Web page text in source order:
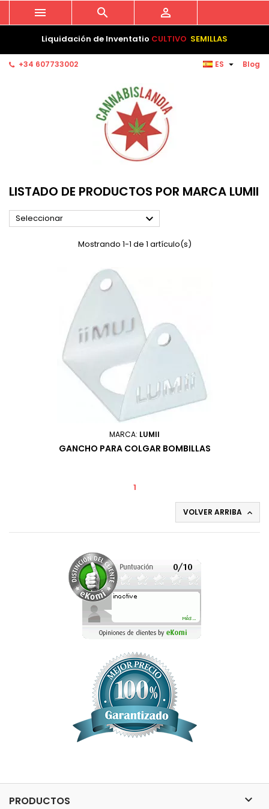
Liquidación de Inventatio CULTIVO SEMILLAS
Blog
+34 607733002 ES 
  
LISTADO DE PRODUCTOS POR MARCA LUMII
Seleccionar 
Mostrando 1-1 de 1 artículo(s)
MARCA: LUMII
GANCHO PARA COLGAR BOMBILLAS
1
VOLVER ARRIBA 
PRODUCTOS 